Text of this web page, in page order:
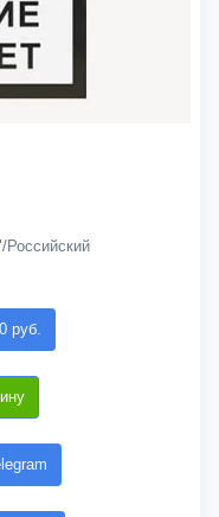
Российский
руб.